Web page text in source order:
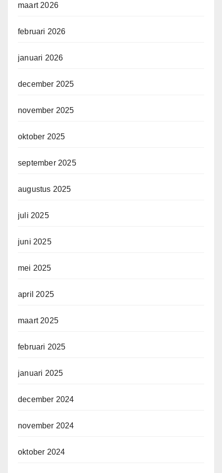
maart 2026
februari 2026
januari 2026
december 2025
november 2025
oktober 2025
september 2025
augustus 2025
juli 2025
juni 2025
mei 2025
april 2025
maart 2025
februari 2025
januari 2025
december 2024
november 2024
oktober 2024